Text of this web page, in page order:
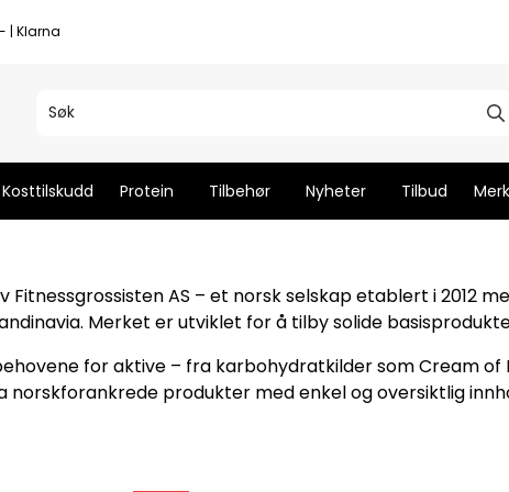
| Klarna
Kosttilskudd Protein Tilbehør Nyheter Tilbud
AS – et norsk selskap etablert i 2012
Merket er utviklet for å tilby solide
for aktive – fra karbohydratkilder som Cream of
norskforankrede produkter med enkel og oversiktlig